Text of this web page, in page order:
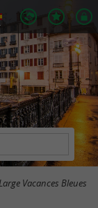
Vacances Bleues